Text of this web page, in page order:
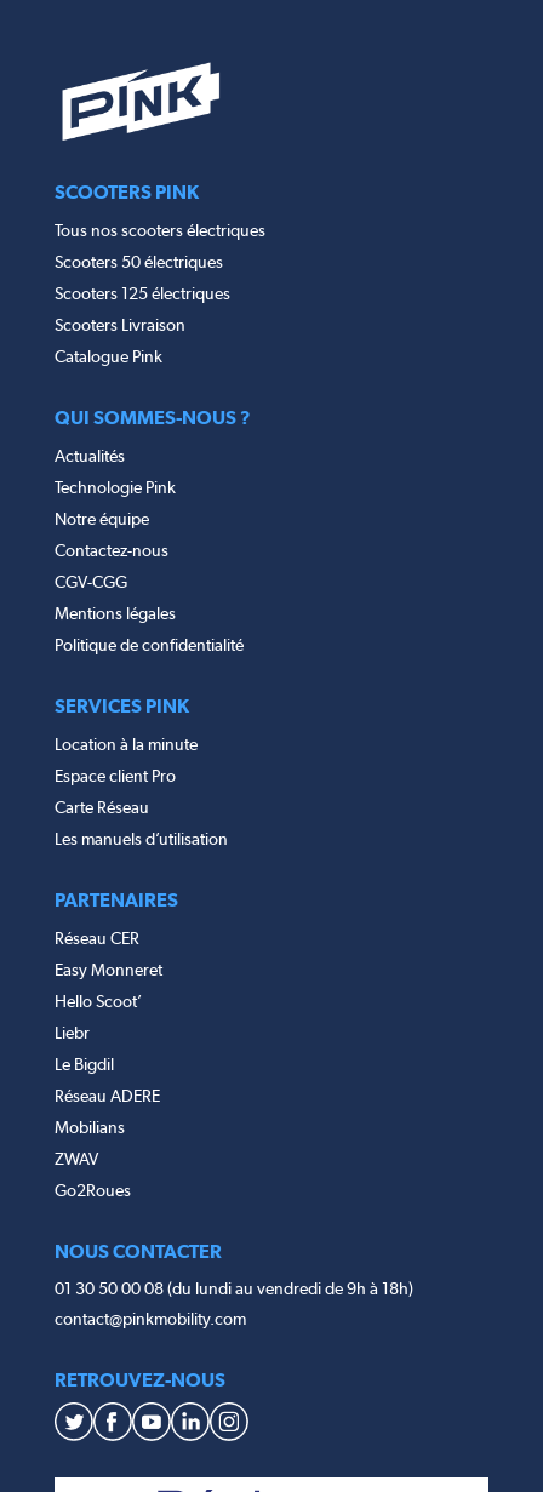
SCOOTERS PINK
Tous nos scooters électriques
Scooters 50 électriques
Scooters 125 électriques
Scooters Livraison
Catalogue Pink
QUI SOMMES-NOUS ?
Actualités
Technologie Pink
Notre équipe
Contactez-nous
CGV-CGG
Mentions légales
Politique de confidentialité
SERVICES PINK
Location à la minute
Espace client Pro
Carte Réseau
Les manuels d’utilisation
PARTENAIRES
Réseau CER
Easy Monneret
Hello Scoot’
Liebr
Le Bigdil
Réseau ADERE
Mobilians
ZWAV
Go2Roues
NOUS CONTACTER
01 30 50 00 08 (du lundi au vendredi de 9h à 18h)
contact@pinkmobility.com
RETROUVEZ-NOUS